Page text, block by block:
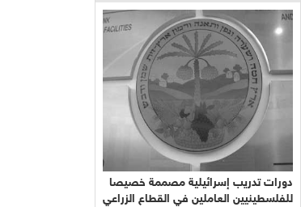
دورات تدريب إسرائيلية مصممة خصيصا
للفلسطينيين العاملين في القطاع الزراعي